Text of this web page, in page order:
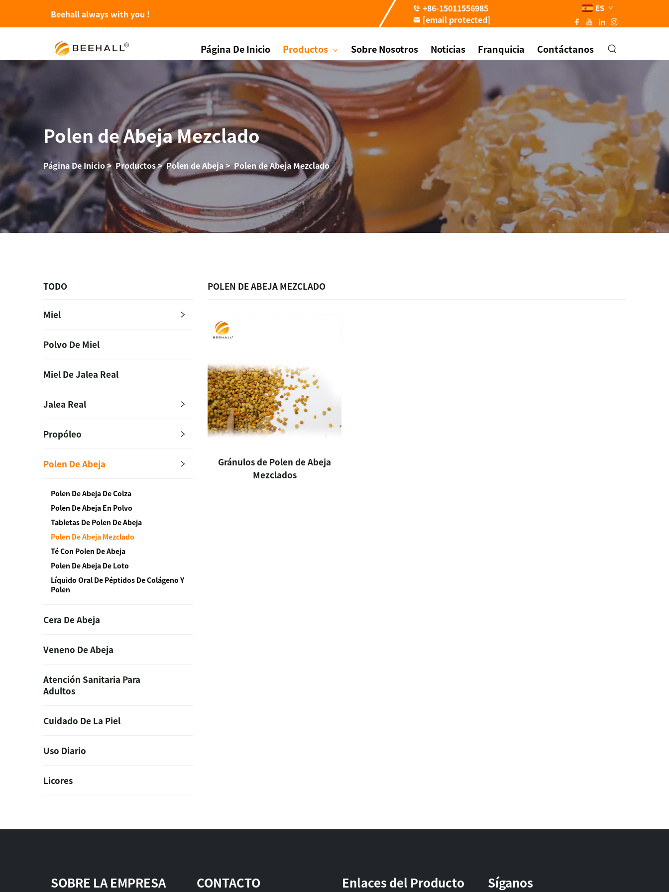
Beehall always with you !
+86-15011556985
[email protected]
ES
Página De Inicio Productos Sobre Nosotros Noticias Franquicia Contáctanos
Polen de Abeja Mezclado
Página De Inicio>Productos>Polen de Abeja>Polen de Abeja Mezclado
TODO
Miel
Polvo De Miel
Miel De Jalea Real
Jalea Real
Propóleo
Polen De Abeja
Polen De Abeja De Colza
Polen De Abeja En Polvo
Tabletas De Polen De Abeja
Polen De Abeja Mezclado
Té Con Polen De Abeja
Polen De Abeja De Loto
Líquido Oral De Péptidos De Colágeno Y
Polen
Cera De Abeja
Veneno De Abeja
Atención Sanitaria Para
Adultos
Cuidado De La Piel
Uso Diario
Licores
POLEN DE ABEJA MEZCLADO
Gránulos de Polen de Abeja
Mezclados
SOBRE LA EMPRESA CONTACTO Enlaces del Producto Síganos